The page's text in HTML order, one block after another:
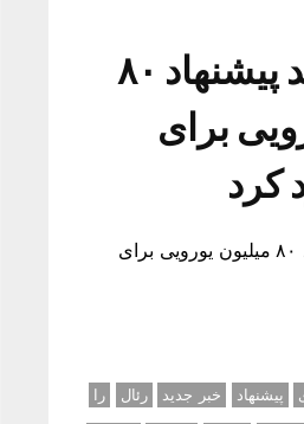
رئال مادرید پیشنهاد ۸۰
برای
کرد
رئال مادرید پیشنهاد ۸۰ میلیون یورویی برای
پیشنهاد خبر جدید رئال
را